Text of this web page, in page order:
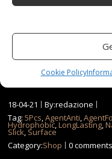
Cookie Policy
about white residue
18-04-21
By:redazione
Tag:5Pcs,AgentAnti,
Hydrophobic,LongLasting,
Slick, Surface
Category:Shop 0 comments